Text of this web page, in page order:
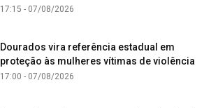
17:15 - 07/08/2026
Dourados vira referência estadual em
proteção às mulheres vítimas de violência
17:00 - 07/08/2026